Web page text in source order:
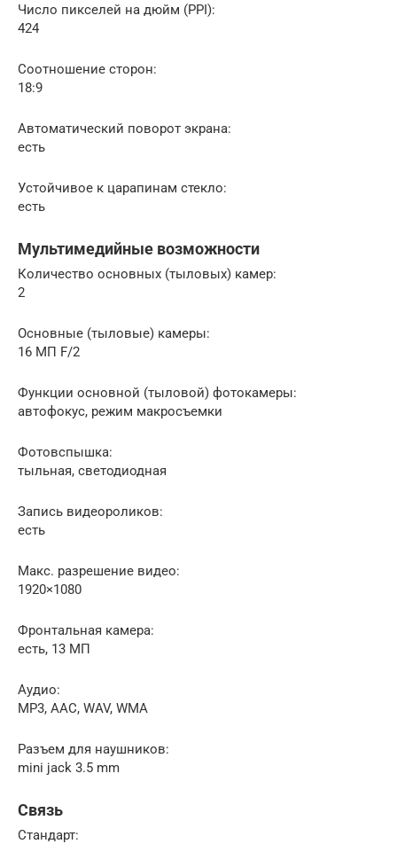
Число пикселей на дюйм (PPI):
424
Соотношение сторон:
18:9
Автоматический поворот экрана:
есть
Устойчивое к царапинам стекло:
есть
Мультимедийные возможности
Количество основных (тыловых) камер:
2
Основные (тыловые) камеры:
16 МП F/2
Функции основной (тыловой) фотокамеры:
автофокус, режим макросъемки
Фотовспышка:
тыльная, светодиодная
Запись видеороликов:
есть
Макс. разрешение видео:
1920×1080
Фронтальная камера:
есть, 13 МП
Аудио:
MP3, AAC, WAV, WMA
Разъем для наушников:
mini jack 3.5 mm
Связь
Стандарт: